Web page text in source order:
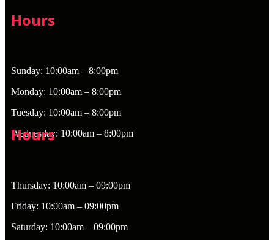
Hours
Sunday: 10:00am – 8:00pm
Monday: 10:00am – 8:00pm
Tuesday: 10:00am – 8:00pm
Wednesday: 10:00am – 8:00pm
Hours
Thursday: 10:00am – 09:00pm
Friday: 10:00am – 09:00pm
Saturday: 10:00am – 09:00pm